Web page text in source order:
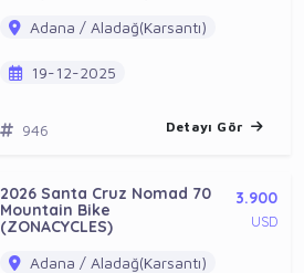
Adana / Aladağ(Karsantı)
19-12-2025
946 Detayı Gör
2026 Santa Cruz Nomad 70
Mountain Bike
(ZONACYCLES)
3.900
USD
Adana / Aladağ(Karsantı)